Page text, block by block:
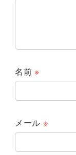
名前※
メール ※